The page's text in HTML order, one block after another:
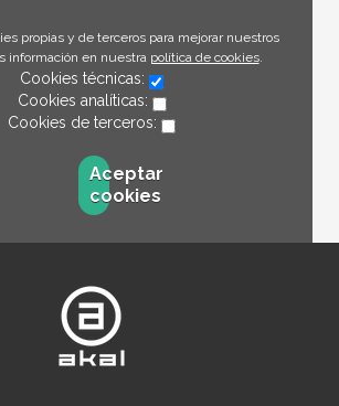
propias y de terceros para mejorar nuestros
información en nuestra política de cookies.
Cookies técnicas:
Cookies analíticas:
Cookies de terceros:
Aceptar
cookies